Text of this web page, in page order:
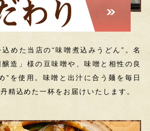
めた当店の“味噌煮込みうどん”。名
造」様の豆味噌や、味噌と相性の良
”を使用。味噌と出汁に合う麺を毎日
精込めた一杯をお届けいたします。